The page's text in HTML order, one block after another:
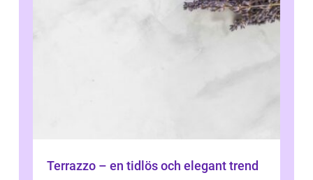
Terrazzo – en tidlös och elegant trend